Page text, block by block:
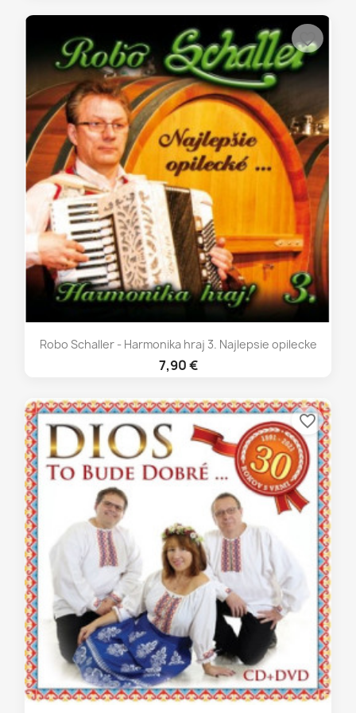
Robo Schaller - Harmonika hraj 3. Najlepsie opilecke
7,90 €
favorite_border
favorite_border